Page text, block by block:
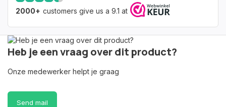
2000+ customers give us a 9.1 at
Heb je een vraag over dit product?
Onze medewerker helpt je graag
Send mail